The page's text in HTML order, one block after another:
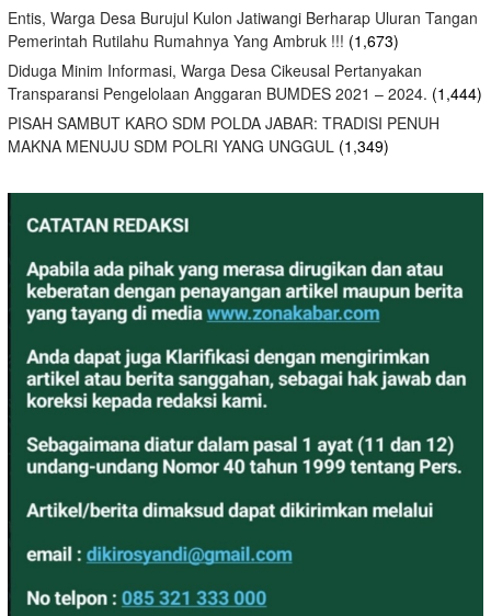
Entis, Warga Desa Burujul Kulon Jatiwangi Berharap Uluran Tangan
Pemerintah Rutilahu Rumahnya Yang Ambruk !!! (1,673)
Diduga Minim Informasi, Warga Desa Cikeusal Pertanyakan
Transparansi Pengelolaan Anggaran BUMDES 2021 – 2024. (1,444)
PISAH SAMBUT KARO SDM POLDA JABAR: TRADISI PENUH
MAKNA MENUJU SDM POLRI YANG UNGGUL (1,349)